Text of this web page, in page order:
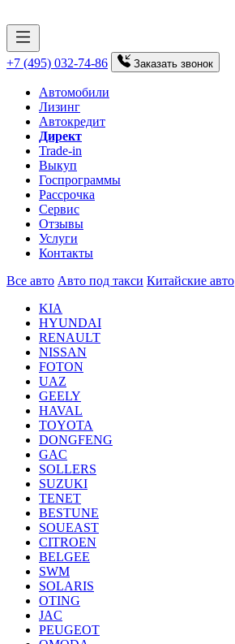
+7 (495) 032-74-86 Заказать звонок
Автомобили
Лизинг
Автокредит
Директ
Trade-in
Выкуп
Госпрограммы
Рассрочка
Сервис
Отзывы
Услуги
Контакты
Все авто Авто под такси Китайские авто
KIA
HYUNDAI
RENAULT
NISSAN
FOTON
UAZ
GEELY
HAVAL
TOYOTA
DONGFENG
GAC
SOLLERS
SUZUKI
TENET
BESTUNE
SOUEAST
CITROEN
BELGEE
SWM
SOLARIS
OTING
JAC
PEUGEOT